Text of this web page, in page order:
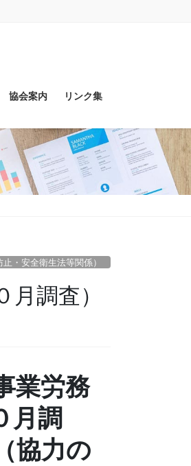
協会案内 リンク集
・安全衛生法等関係）
調査）
業労務
月調
協力の